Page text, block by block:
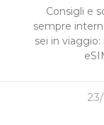
Consigli e
sempre
sei in